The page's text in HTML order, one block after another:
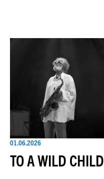
01.06.2026
TO A WILD CHILD